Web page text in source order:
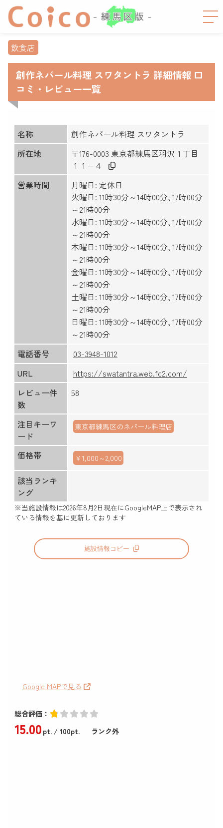
飲食店
創作ネパール料理 スワタントラ 詳細情報 口
コミ・レビュー一覧
名称
創作ネパール料理 スワタントラ
所在地
〒176-0003 東京都練馬区羽沢１丁目
１１−４
営業時間
月曜日: 定休日
火曜日: 11時30分～14時00分, 17時00分
～21時00分
水曜日: 11時30分～14時00分, 17時00分
～21時00分
木曜日: 11時30分～14時00分, 17時00分
～21時00分
金曜日: 11時30分～14時00分, 17時00分
～21時00分
土曜日: 11時30分～14時00分, 17時00分
～21時00分
日曜日: 11時30分～14時00分, 17時00分
～21時00分
電話番号
03-3948-1012
URL
https://swatantra.web.fc2.com/
レビュー件
数
58
注目キーワ
ード
東京都練馬区のネパール料理店
価格帯 ￥1,000～2,000
該当ランキ
ング
※当施設情報は2026年8月2日現在にGoogleMAP上で表示され
ている情報を基に更新しております
施設情報コピー
Google MAPで見る
総合評価：
15.00pt./ 100pt. ランク外